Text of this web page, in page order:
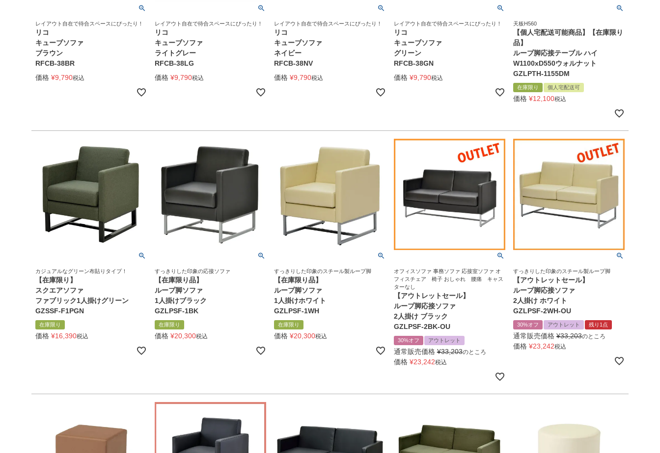
レイアウト自在で待合スペースにぴったり！
リコ
キューブソファ
ブラウン
RFCB-38BR
価格 ¥9,790税込
レイアウト自在で待合スペースにぴったり！
リコ
キューブソファ
ライトグレー
RFCB-38LG
価格 ¥9,790税込
レイアウト自在で待合スペースにぴったり！
リコ
キューブソファ
ネイビー
RFCB-38NV
価格 ¥9,790税込
レイアウト自在で待合スペースにぴったり！
リコ
キューブソファ
グリーン
RFCB-38GN
価格 ¥9,790税込
天板H560
【個人宅配送可能商品】【在庫限り
品】
ループ脚応接テーブル ハイ
W1100xD550ウォルナット
GZLPTH-1155DM
在庫限り 個人宅配送可
価格 ¥12,100税込
カジュアルなグリーン布貼りタイプ！
【在庫限り】
スクエアソファ
ファブリック1人掛けグリーン
GZSSF-F1PGN
在庫限り
価格 ¥16,390税込
すっきりした印象の応接ソファ
【在庫限り品】
ループ脚ソファ
1人掛けブラック
GZLPSF-1BK
在庫限り
価格 ¥20,300税込
すっきりした印象のスチール製ループ脚
【在庫限り品】
ループ脚ソファ
1人掛けホワイト
GZLPSF-1WH
在庫限り
価格 ¥20,300税込
オフィスソファ 事務ソファ 応接室ソファ オ
フィスチェア 椅子 おしゃれ 腰痛 キャス
ターなし
【アウトレットセール】
ループ脚応接ソファ
2人掛け ブラック
GZLPSF-2BK-OU
30%オフ アウトレット
通常販売価格 ¥33,203のところ
価格 ¥23,242税込
すっきりした印象のスチール製ループ脚
【アウトレットセール】
ループ脚応接ソファ
2人掛け ホワイト
GZLPSF-2WH-OU
30%オフ アウトレット 残り1点
通常販売価格 ¥33,203のところ
価格 ¥23,242税込